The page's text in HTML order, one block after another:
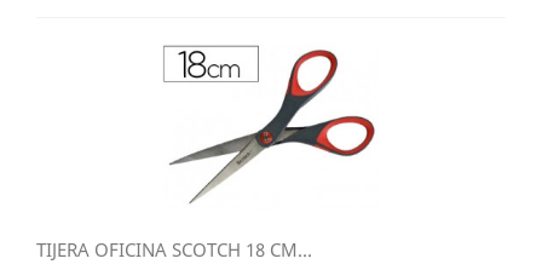
TIJERA OFICINA SCOTCH 18 CM...